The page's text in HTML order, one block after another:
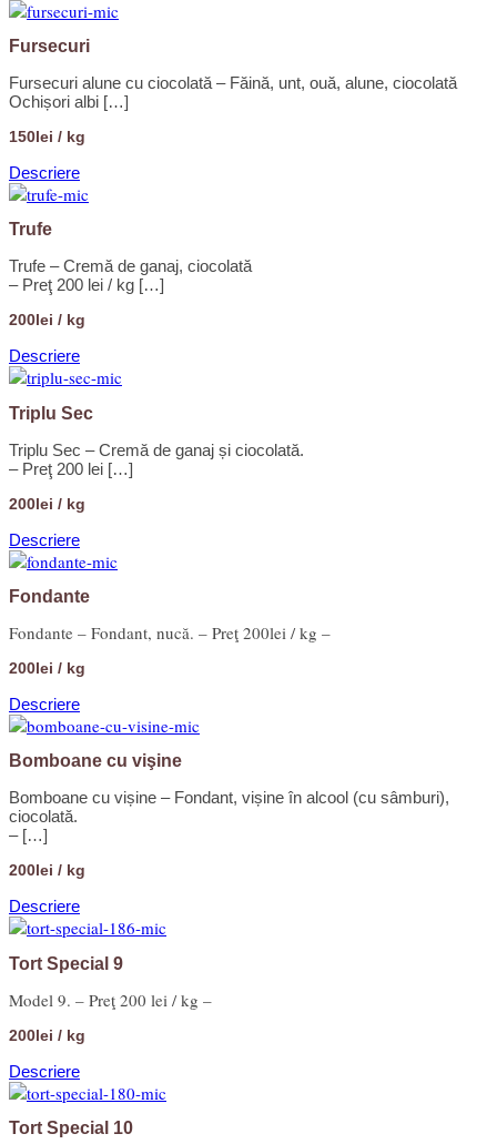
Fursecuri
Fursecuri alune cu ciocolată – Făină, unt, ouă, alune, ciocolată
Ochișori albi […]
150lei / kg
Descriere
Trufe
Trufe – Cremă de ganaj, ciocolată
– Preţ 200 lei / kg […]
200lei / kg
Descriere
Triplu Sec
Triplu Sec – Cremă de ganaj și ciocolată.
– Preţ 200 lei […]
200lei / kg
Descriere
Fondante
Fondante – Fondant, nucă. – Preţ 200lei / kg –
200lei / kg
Descriere
Bomboane cu vişine
Bomboane cu vișine – Fondant, vișine în alcool (cu sâmburi),
ciocolată.
– […]
200lei / kg
Descriere
Tort Special 9
Model 9. – Preţ 200 lei / kg –
200lei / kg
Descriere
Tort Special 10